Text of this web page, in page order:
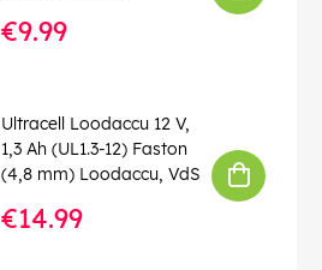
€9.99
Ultracell Loodaccu 12 V,
1,3 Ah (UL1.3-12) Faston
(4,8 mm) Loodaccu, VdS
€14.99